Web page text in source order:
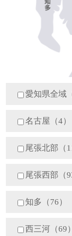
愛知県全域
名古屋（4）
尾張北部（
尾張西部（
知多（76）
西三河（69）